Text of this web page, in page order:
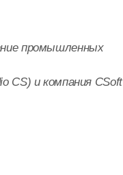
промышленных
CS) и компания CSoft